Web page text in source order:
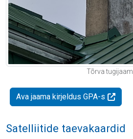
Tõrva tugijaam
Ava jaama kirjeldus GPA-s
Satelliitide taevakaardid